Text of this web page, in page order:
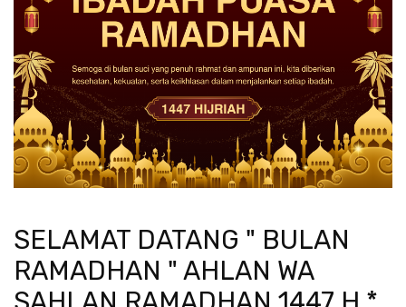
SELAMAT DATANG " BULAN
RAMADHAN " AHLAN WA